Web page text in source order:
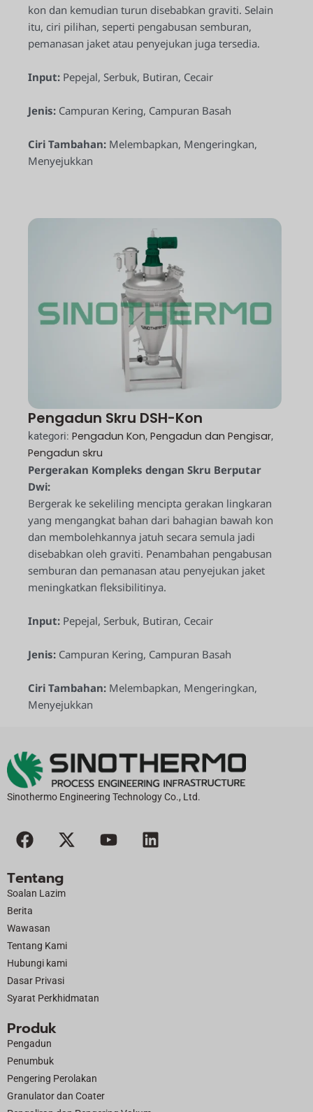
kon dan kemudian turun disebabkan graviti. Selain
itu, ciri pilihan, seperti pengabusan semburan,
pemanasan jaket atau penyejukan juga tersedia.
Input: Pepejal, Serbuk, Butiran, Cecair
Jenis: Campuran Kering, Campuran Basah
Ciri Tambahan: Melembapkan, Mengeringkan,
Menyejukkan
Pengadun Skru DSH-Kon
kategori: Pengadun Kon, Pengadun dan Pengisar,
Pengadun skru
Pergerakan Kompleks dengan Skru Berputar
Dwi:
Bergerak ke sekeliling mencipta gerakan lingkaran
yang mengangkat bahan dari bahagian bawah kon
dan membolehkannya jatuh secara semula jadi
disebabkan oleh graviti. Penambahan pengabusan
semburan dan pemanasan atau penyejukan jaket
meningkatkan fleksibilitinya.
Input: Pepejal, Serbuk, Butiran, Cecair
Jenis: Campuran Kering, Campuran Basah
Ciri Tambahan: Melembapkan, Mengeringkan,
Menyejukkan
Sinothermo Engineering Technology Co., Ltd.
F
a
e
b
o
o
k
X
-
i
t
e
r
Y
o
L
i
Tentang
Soalan Lazim
Berita
Wawasan
Tentang Kami
Hubungi kami
Dasar Privasi
Syarat Perkhidmatan
Produk
Pengadun
Penumbuk
Pengering Perolakan
Granulator dan Coater